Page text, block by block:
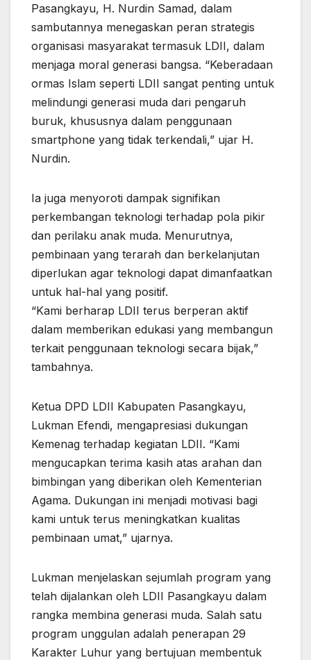
Pasangkayu, H. Nurdin Samad, dalam
sambutannya menegaskan peran strategis
organisasi masyarakat termasuk LDII, dalam
menjaga moral generasi bangsa. “Keberadaan
ormas Islam seperti LDII sangat penting untuk
melindungi generasi muda dari pengaruh
buruk, khususnya dalam penggunaan
smartphone yang tidak terkendali,” ujar H.
Nurdin.
Ia juga menyoroti dampak signifikan
perkembangan teknologi terhadap pola pikir
dan perilaku anak muda. Menurutnya,
pembinaan yang terarah dan berkelanjutan
diperlukan agar teknologi dapat dimanfaatkan
untuk hal-hal yang positif.
“Kami berharap LDII terus berperan aktif
dalam memberikan edukasi yang membangun
terkait penggunaan teknologi secara bijak,”
tambahnya.
Ketua DPD LDII Kabupaten Pasangkayu,
Lukman Efendi, mengapresiasi dukungan
Kemenag terhadap kegiatan LDII. “Kami
mengucapkan terima kasih atas arahan dan
bimbingan yang diberikan oleh Kementerian
Agama. Dukungan ini menjadi motivasi bagi
kami untuk terus meningkatkan kualitas
pembinaan umat,” ujarnya.
Lukman menjelaskan sejumlah program yang
telah dijalankan oleh LDII Pasangkayu dalam
rangka membina generasi muda. Salah satu
program unggulan adalah penerapan 29
Karakter Luhur yang bertujuan membentuk